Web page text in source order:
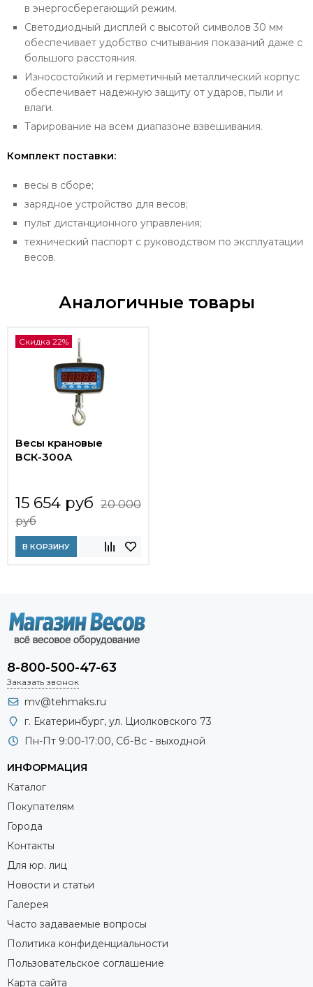
в энергосберегающий режим.
Светодиодный дисплей с высотой символов 30 мм
обеспечивает удобство считывания показаний даже с
большого расстояния.
Износостойкий и герметичный металлический корпус
обеспечивает надежную защиту от ударов, пыли и
влаги.
Тарирование на всем диапазоне взвешивания.
Комплект поставки:
весы в сборе;
зарядное устройство для весов;
пульт дистанционного управления;
технический паспорт с руководством по эксплуатации
весов.
Аналогичные товары
Скидка 22%
Весы крановые
ВСК-300А
15 654 руб 20 000
руб
В КОРЗИНУ
8-800-500-47-63
Заказать звонок
mv@tehmaks.ru
г. Екатеринбург, ул. Циолковского 73
Пн-Пт 9:00-17:00, Сб-Вс - выходной
ИНФОРМАЦИЯ
Каталог
Покупателям
Города
Контакты
Для юр. лиц
Новости и статьи
Галерея
Часто задаваемые вопросы
Политика конфиденциальности
Пользовательское соглашение
Карта сайта